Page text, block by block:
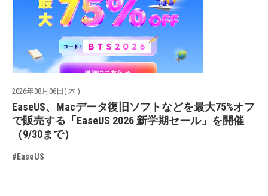
2026年08月06日( 木 )
EaseUS、Macデータ復旧ソフトなどを最大75%オフ
で販売する「EaseUS 2026 新学期セール」を開催
（9/30まで）
#EaseUS